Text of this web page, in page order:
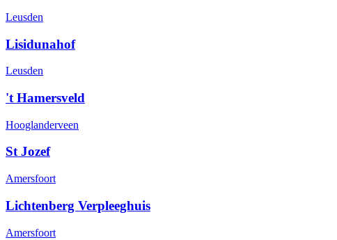
Leusden
Lisidunahof
Leusden
't Hamersveld
Hooglanderveen
St Jozef
Amersfoort
Lichtenberg Verpleeghuis
Amersfoort